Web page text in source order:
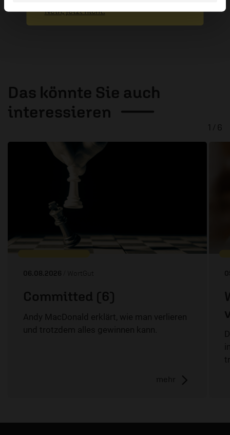
Das könnte Sie auch
interessieren
06.08.2026 / WortGut
Committed (6)
Andy MacDonald erklärt, wie man verlieren
und trotzdem alles gewinnen kann.
mehr
1 / 6
Nein, jetzt nicht.